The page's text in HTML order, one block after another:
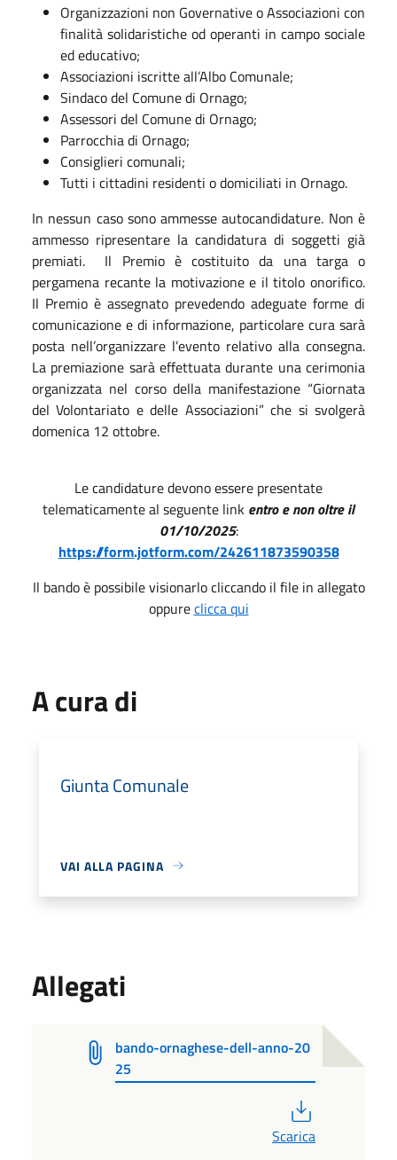
Organizzazioni non Governative o Associazioni con
finalità solidaristiche od operanti in campo sociale
ed educativo;
Associazioni iscritte all’Albo Comunale;
Sindaco del Comune di Ornago;
Assessori del Comune di Ornago;
Parrocchia di Ornago;
Consiglieri comunali;
Tutti i cittadini residenti o domiciliati in Ornago.
In nessun caso sono ammesse autocandidature. Non è
ammesso ripresentare la candidatura di soggetti già
premiati. Il Premio è costituito da una targa o
pergamena recante la motivazione e il titolo onorifico.
Il Premio è assegnato prevedendo adeguate forme di
comunicazione e di informazione, particolare cura sarà
posta nell’organizzare l’evento relativo alla consegna.
La premiazione sarà effettuata durante una cerimonia
organizzata nel corso della manifestazione “Giornata
del Volontariato e delle Associazioni” che si svolgerà
domenica 12 ottobre.
Le candidature devono essere presentate
telematicamente al seguente link entro e non oltre il
01/10/2025:
https://form.jotform.com/242611873590358
Il bando è possibile visionarlo cliccando il file in allegato
oppureclicca qui
A cura di
Giunta Comunale
VAI ALLA PAGINA
Allegati
bando-ornaghese-dell-anno-20
25
Scarica